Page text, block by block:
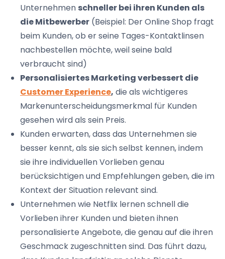
Unternehmen schneller bei ihren Kunden als
die Mitbewerber (Beispiel: Der Online Shop fragt
beim Kunden, ob er seine Tages-Kontaktlinsen
nachbestellen möchte, weil seine bald
verbraucht sind)
Personalisiertes Marketing verbessert die
Customer Experience, die als wichtigeres
Markenunterscheidungsmerkmal für Kunden
gesehen wird als sein Preis.
Kunden erwarten, dass das Unternehmen sie
besser kennt, als sie sich selbst kennen, indem
sie ihre individuellen Vorlieben genau
berücksichtigen und Empfehlungen geben, die im
Kontext der Situation relevant sind.
Unternehmen wie Netflix lernen schnell die
Vorlieben ihrer Kunden und bieten ihnen
personalisierte Angebote, die genau auf die ihren
Geschmack zugeschnitten sind. Das führt dazu,